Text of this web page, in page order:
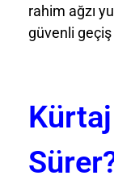
rahim ağzı
güvenli geçiş